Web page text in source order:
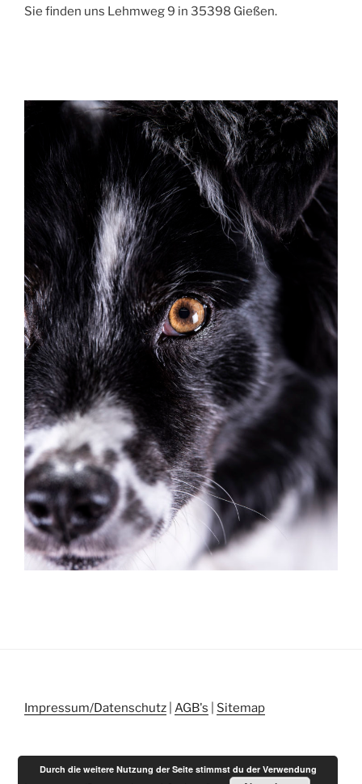
Sie finden uns Lehmweg 9 in 35398 Gießen.
Impressum/Datenschutz AGB's Sitemap
Durch die weitere Nutzung der Seite stimmst du der Verwendung